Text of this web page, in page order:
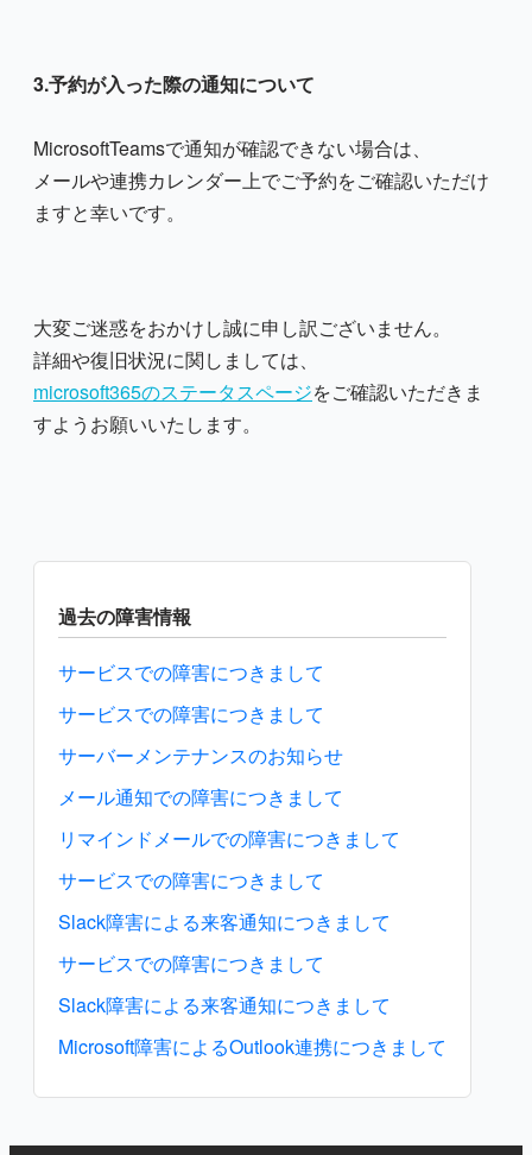
3.予約が入った際の通知について
MicrosoftTeamsで通知が確認できない場合は、
メールや連携カレンダー上でご予約をご確認いただけ
ますと幸いです。
大変ご迷惑をおかけし誠に申し訳ございません。
詳細や復旧状況に関しましては、
microsoft365のステータスページをご確認いただきま
すようお願いいたします。
過去の障害情報
サービスでの障害につきまして
サービスでの障害につきまして
サーバーメンテナンスのお知らせ
メール通知での障害につきまして
リマインドメールでの障害につきまして
サービスでの障害につきまして
Slack障害による来客通知につきまして
サービスでの障害につきまして
Slack障害による来客通知につきまして
Microsoft障害によるOutlook連携につきまして